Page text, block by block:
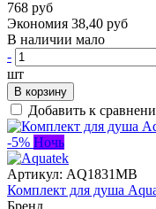
768 руб
Экономия 38,40 руб
В наличии мало
-
шт
В корзину
Добавить к
-5% Ночь
Артикул: AQ1831MB
Комплект для душа
Бренд